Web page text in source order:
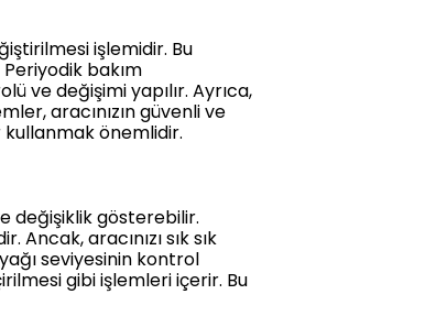
işlemidir. Bu
bakım
ve değişimi yapılır. Ayrıca,
aracınızın güvenli ve
kullanmak önemlidir.
değişiklik gösterebilir.
aracınızı sık sık
seviyesinin kontrol
gibi işlemleri içerir. Bu